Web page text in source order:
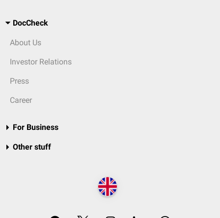
DocCheck
About Us
Investor Relations
Press
Career
For Business
Other stuff